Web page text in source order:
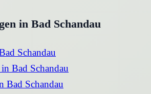
in Bad Schandau
Schandau
in Bad Schandau
Bad Schandau